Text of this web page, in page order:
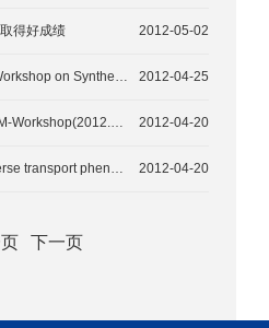
2012-05-02
得好成绩
2012-04-25
and Technological Exploitation of Graphene
2012-04-20
17)
2012-04-20
(SO-TT) (2012.12.3-6)
页 下一页